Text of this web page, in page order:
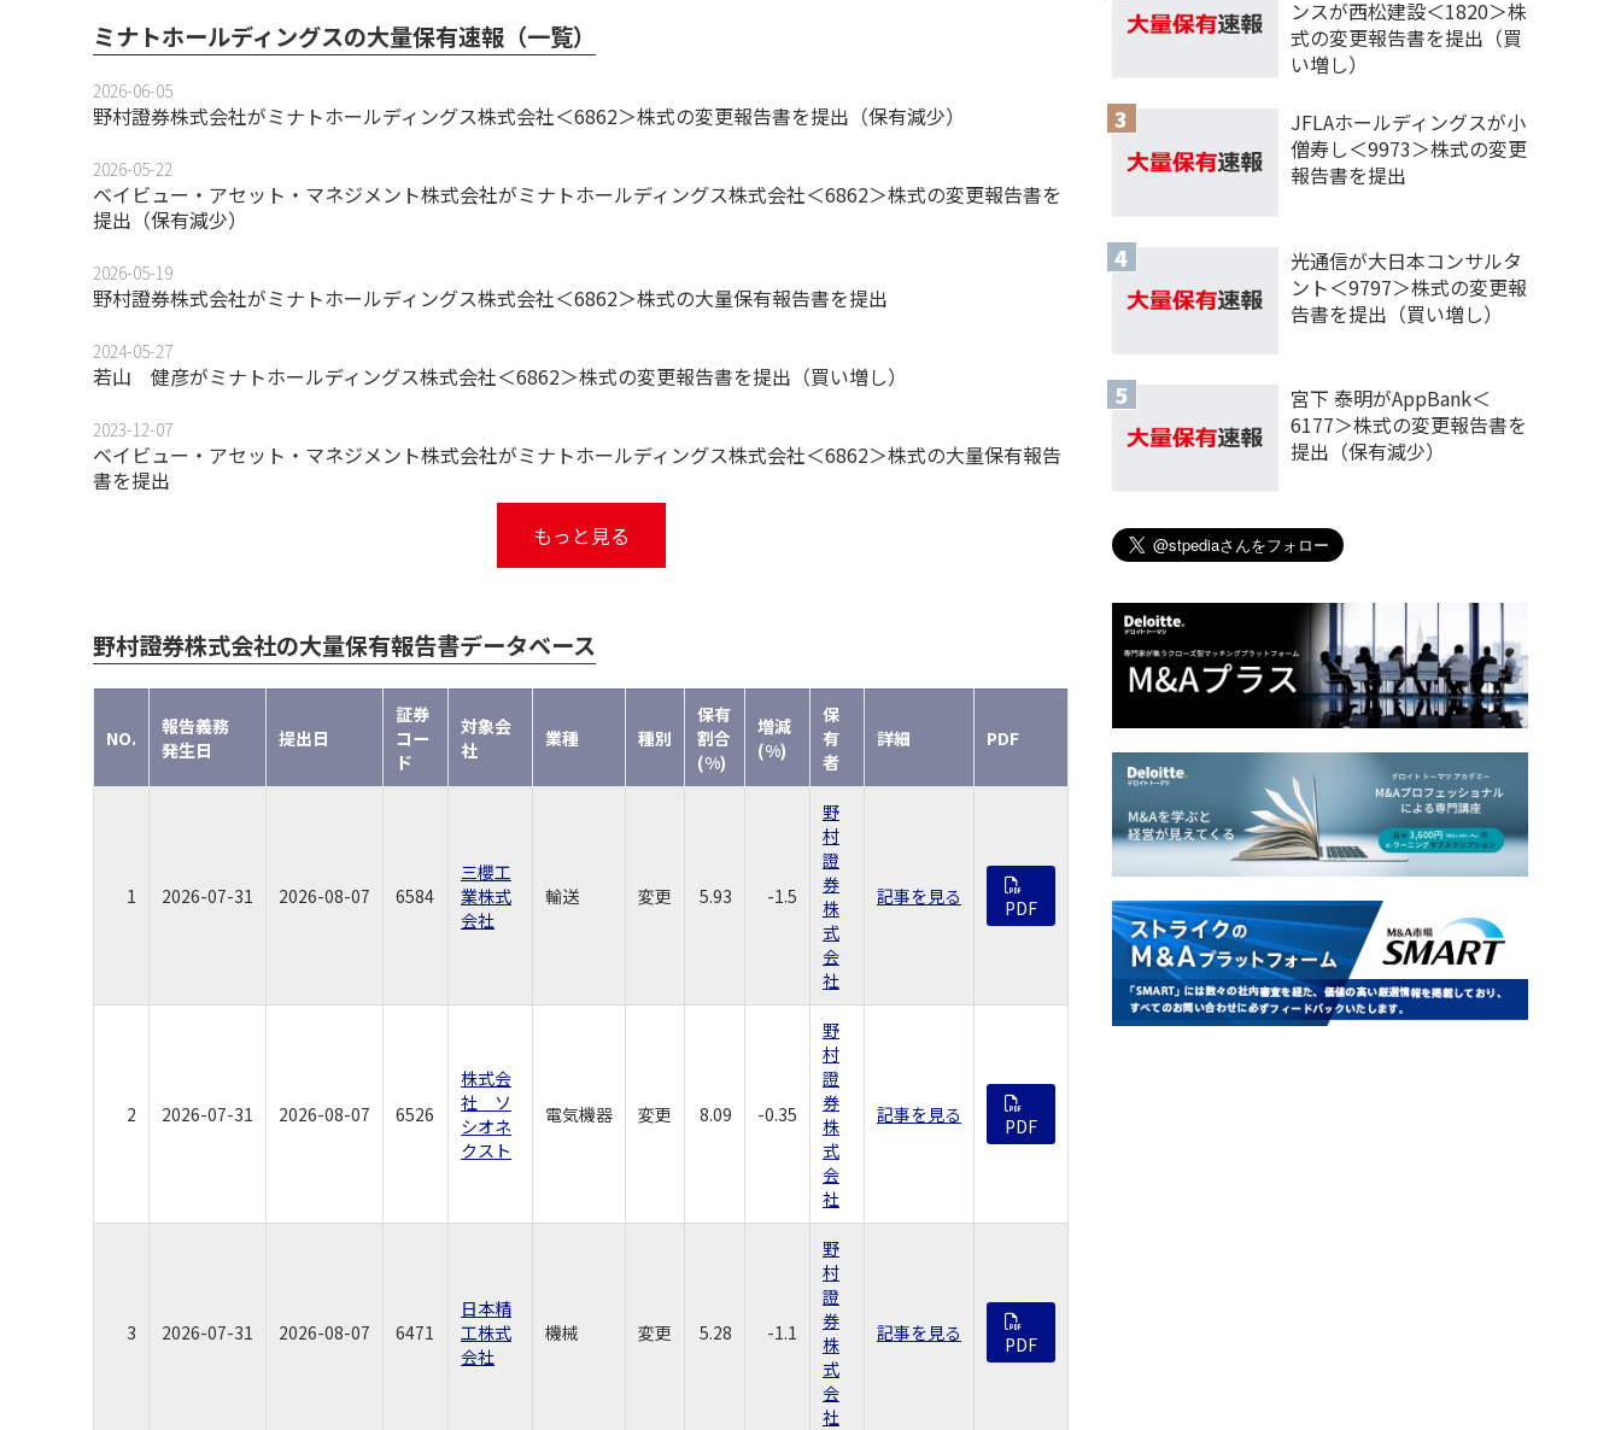
ミナトホールディングスの大量保有速報（一覧）
2026-06-05
野村證券株式会社がミナトホールディングス株式会社＜6862＞株式の変更報告書を提出（保有減少）
2026-05-22
ベイビュー・アセット・マネジメント株式会社がミナトホールディングス株式会社＜6862＞株式の変更報告書を
提出（保有減少）
2026-05-19
野村證券株式会社がミナトホールディングス株式会社＜6862＞株式の大量保有報告書を提出
2024-05-27
若山 健彦がミナトホールディングス株式会社＜6862＞株式の変更報告書を提出（買い増し）
2023-12-07
ベイビュー・アセット・マネジメント株式会社がミナトホールディングス株式会社＜6862＞株式の大量保有報告
書を提出
もっと見る
野村證券株式会社の大量保有報告書データベース
NO.
報告義務
発生日
提出日
証券
コー
ド
対象会
社
業種 種別
保有
割合
(%)
増減
(%)
保
有
者
詳細 PDF
1 2026-07-31 2026-08-07 6584
三櫻工
業株式
会社
輸送 変更 5.93 -1.5
野
村
證
券
株
式
会
社
記事を見る PDF
2 2026-07-31 2026-08-07 6526
株式会
社 ソ
シオネ
クスト
電気機器 変更 8.09 -0.35
野
村
證
券
株
式
会
社
記事を見る PDF
3 2026-07-31 2026-08-07 6471
日本精
工株式
会社
機械 変更 5.28 -1.1
野
村
證
券
株
式
会
社
記事を見る PDF
ンスが西松建設＜1820＞株
式の変更報告書を提出（買
い増し）
JFLAホールディングスが小
僧寿し＜9973＞株式の変更
報告書を提出
光通信が大日本コンサルタ
ント＜9797＞株式の変更報
告書を提出（買い増し）
宮下 泰明がAppBank＜
6177＞株式の変更報告書を
提出（保有減少）